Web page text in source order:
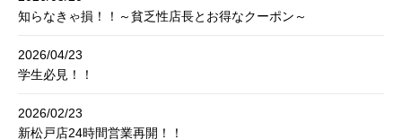
知らなきゃ損！！～貧乏性店長とお得なクーポン～
2026/04/23
学生必見！！
2026/02/23
新松戸店24時間営業再開！！